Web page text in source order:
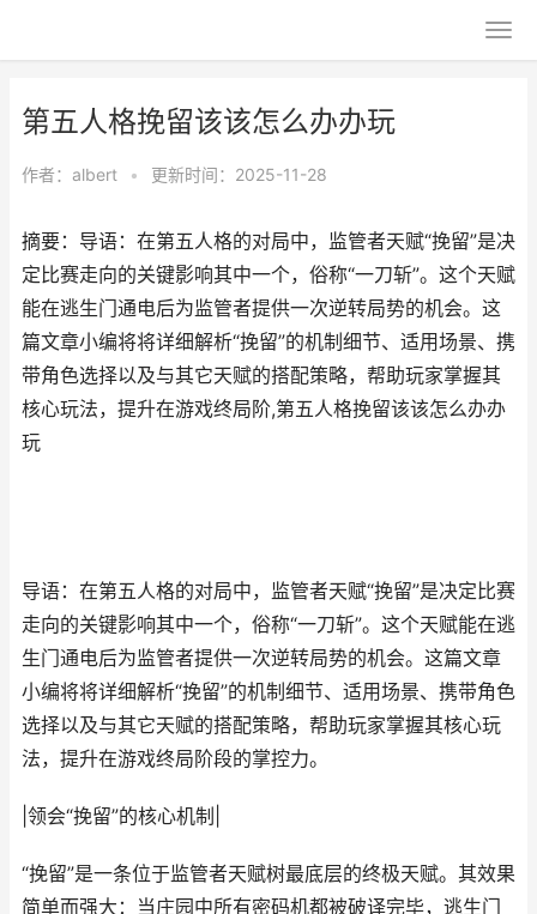
第五人格挽留该该怎么办办玩
作者： albert • 更新时间：2025-11-28
摘要：导语：在第五人格的对局中，监管者天赋“挽留”是决
定比赛走向的关键影响其中一个，俗称“一刀斩”。这个天赋
能在逃生门通电后为监管者提供一次逆转局势的机会。这
篇文章小编将将详细解析“挽留”的机制细节、适用场景、携
带角色选择以及与其它天赋的搭配策略，帮助玩家掌握其
核心玩法，提升在游戏终局阶,第五人格挽留该该怎么办办
玩
导语：在第五人格的对局中，监管者天赋“挽留”是决定比赛
走向的关键影响其中一个，俗称“一刀斩”。这个天赋能在逃
生门通电后为监管者提供一次逆转局势的机会。这篇文章
小编将将详细解析“挽留”的机制细节、适用场景、携带角色
选择以及与其它天赋的搭配策略，帮助玩家掌握其核心玩
法，提升在游戏终局阶段的掌控力。
|领会“挽留”的核心机制|
“挽留”是一条位于监管者天赋树最底层的终极天赋。其效果
简单而强大：当庄园中所有密码机都被破译完毕，逃生门